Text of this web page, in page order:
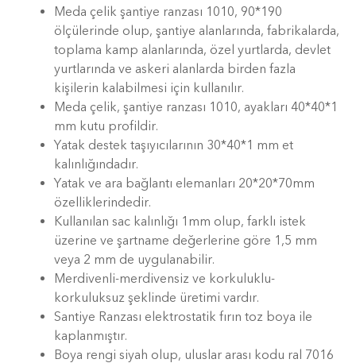
Meda çelik şantiye ranzası 1010, 90*190
ölçülerinde olup, şantiye alanlarında, fabrikalarda,
toplama kamp alanlarında, özel yurtlarda, devlet
yurtlarında ve askeri alanlarda birden fazla
kişilerin kalabilmesi için kullanılır.
Meda çelik, şantiye ranzası 1010, ayakları 40*40*1
mm kutu profildir.
Yatak destek taşıyıcılarının 30*40*1 mm et
kalınlığındadır.
Yatak ve ara bağlantı elemanları 20*20*70mm
özelliklerindedir.
Kullanılan sac kalınlığı 1mm olup, farklı istek
üzerine ve şartname değerlerine göre 1,5 mm
veya 2 mm de uygulanabilir.
Merdivenli-merdivensiz ve korkuluklu-
korkuluksuz şeklinde üretimi vardır.
Santiye Ranzası elektrostatik fırın toz boya ile
kaplanmıştır.
Boya rengi siyah olup, uluslar arası kodu ral 7016